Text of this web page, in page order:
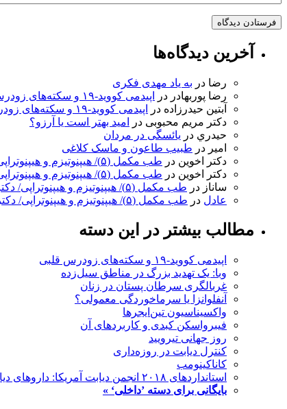
آخرین دیدگاه‌ها
رضا در به ‌یاد مهدی فکری
رضا پوربهادر در
اپیدمی کووید-۱۹ و سکته‌های زودرس قلبی
آبتین حیدرزاده در
اپیدمی کووید-۱۹ و سکته‌های زودرس قلبی
دکتر مریم محبوبی در
امید بهتر است یا آرزو؟
حيدري در یائسگی در مردان
امیر در طبیب طاعون و ماسک کلاغی
دکتر اخوین در طب مکمل (۵)/ هیپنوتیزم و هیپنوتراپی/ دکتر حمید اخوین
دکتر اخوین در طب مکمل (۵)/ هیپنوتیزم و هیپنوتراپی/ دکتر حمید اخوین
ساناز در طب مکمل (۵)/ هیپنوتیزم و هیپنوتراپی/ دکتر حمید اخوین
عادل در طب مکمل (۵)/ هیپنوتیزم و هیپنوتراپی/ دکتر حمید اخوین
مطالب بیشتر در این دسته
اپیدمی کووید-۱۹ و سکته‌های زودرس قلبی
وبا: یک تهدید بزرگ در مناطق سیل‌زده
غربالگری سرطان پستان در زنان
آنفلوانزا یا سرماخوردگی معمولی؟
واکسیناسیون تین‌ایجرها
فیبرواسکن کبدی و کاربردهای آن
روز جهانی تیرویید
کنترل دیابت در روزه‌داری
کاناکینومب
استانداردهای ۲۰۱۸ انجمن دیابت آمریکا: داروهای دیابت با مزایای قلبی- عروقی
بایگانی برای دسته ’داخلی‘ »